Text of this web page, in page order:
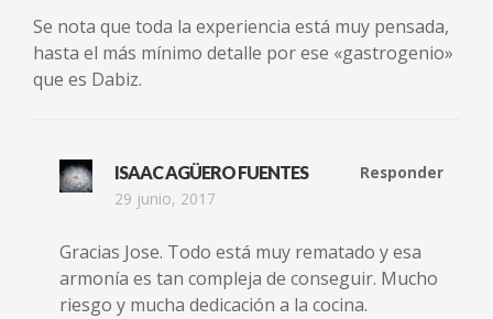
Se nota que toda la experiencia está muy pensada,
hasta el más mínimo detalle por ese «gastrogenio»
que es Dabiz.
ISAAC AGÜERO FUENTES
29 junio, 2017
Responder
Gracias Jose. Todo está muy rematado y esa
armonía es tan compleja de conseguir. Mucho
riesgo y mucha dedicación a la cocina.